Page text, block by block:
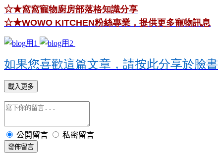
☆★窩窩寵物廚房部落格知識分享
☆★WOWO KITCHEN粉絲專業，提供更多寵物訊息
如果您喜歡這篇文章，請按此分享於臉書
載入更多
公開留言 私密留言
發佈留言